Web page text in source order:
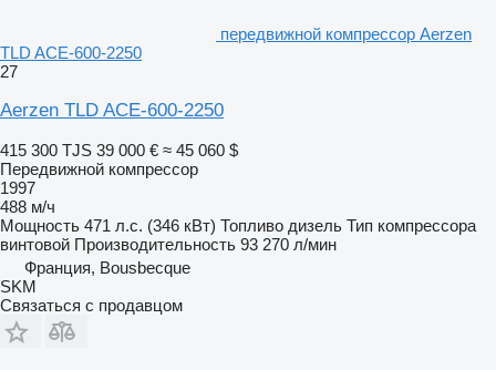
передвижной компрессор Aerzen
TLD ACE-600-2250
27
Aerzen TLD ACE-600-2250
415 300 TJS 39 000 € ≈ 45 060 $
Передвижной компрессор
1997
488 м/ч
Мощность 471 л.с. (346 кВт) Топливо дизель Тип компрессора
винтовой Производительность 93 270 л/мин
Франция, Bousbecque
SKM
Связаться с продавцом